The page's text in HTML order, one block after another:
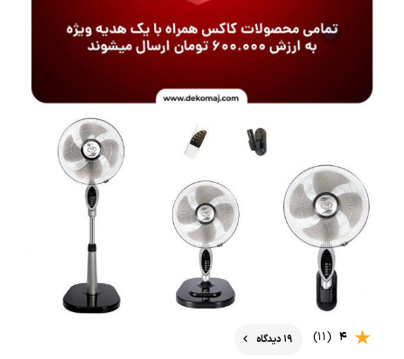
4
(11)
19 دیدگاه